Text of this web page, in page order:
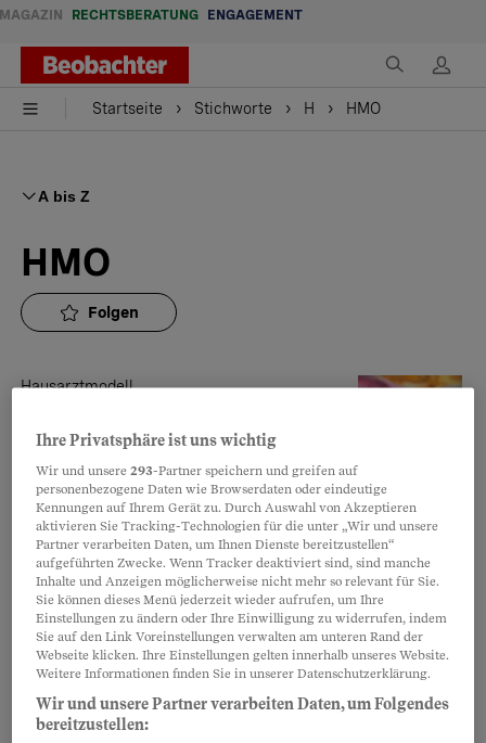
MAGAZIN RECHTSBERATUNG ENGAGEMENT
Startseite Stichworte H HMO
A bis Z
HMO
Folgen
Hausarztmodell
Arzt plötzlich ablehnen?
Frage: Ich bin im Hausarztmodell der
Assura versichert. Nun heisst es nach
Jahren plötzlich, mein Arzt sei nicht mehr anerkannt.
Man zahle nur, wenn ich rückwirkend per Anfang 2012
in die normale Grund­versicherung wechsle – und
Prämien nachzahle. Ist das legitim?
Regina Jäggi
Ihre Privatsphäre ist uns wichtig
Wir und unsere293-Partner speichern und greifen auf
personenbezogene Daten wie Browserdaten oder eindeutige
Kennungen auf Ihrem Gerät zu. Durch Auswahl von Akzeptieren
aktivieren Sie Tracking-Technologien für die unter „Wir und unsere
Partner verarbeiten Daten, um Ihnen Dienste bereitzustellen“
aufgeführten Zwecke. Wenn Tracker deaktiviert sind, sind manche
Inhalte und Anzeigen möglicherweise nicht mehr so relevant für Sie.
Sie können dieses Menü jederzeit wieder aufrufen, um Ihre
Einstellungen zu ändern oder Ihre Einwilligung zu widerrufen, indem
Sie auf den Link Voreinstellungen verwalten am unteren Rand der
Webseite klicken. Ihre Einstellungen gelten innerhalb unseres Website.
Weitere Informationen finden Sie in unserer Datenschutzerklärung.
Wir und unsere Partner verarbeiten Daten, um Folgendes
bereitzustellen: